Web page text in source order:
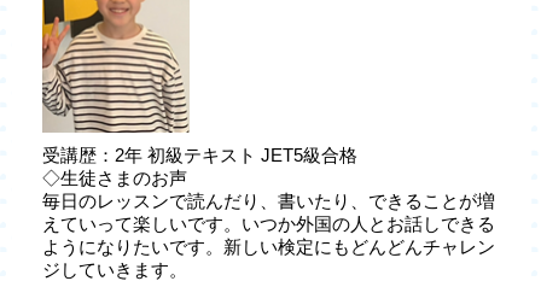
受講歴：2年 初級テキスト JET5級合格
◇生徒さまのお声
毎日のレッスンで読んだり、書いたり、できることが増
えていって楽しいです。いつか外国の人とお話しできる
ようになりたいです。新しい検定にもどんどんチャレン
ジしていきます。